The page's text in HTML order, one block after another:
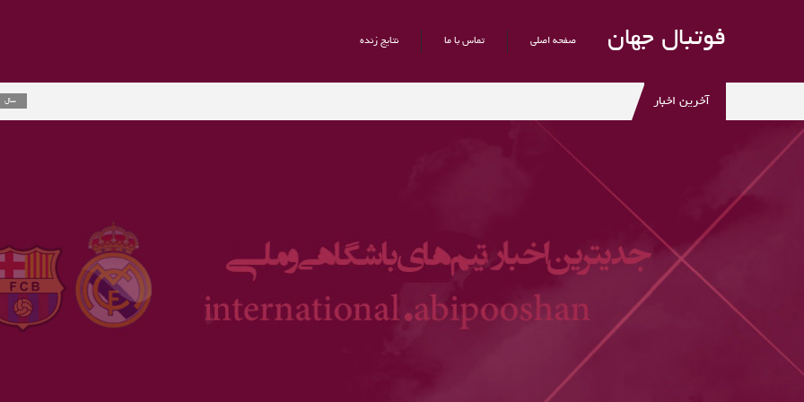
فوتبال جهان صفحه اصلی تماس با ما نتایج زنده
آخرین اخبار راموس به
ارلینگ